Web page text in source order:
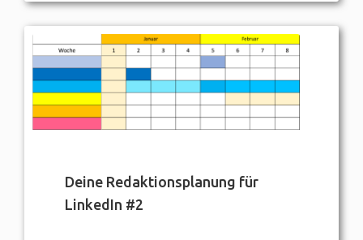
Deine Redaktionsplanung für
LinkedIn #2